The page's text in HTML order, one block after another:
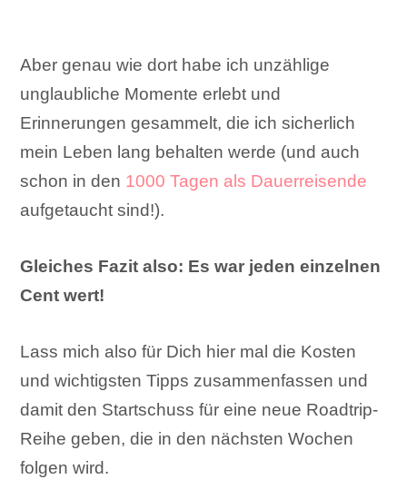
Aber genau wie dort habe ich unzählige
unglaubliche Momente erlebt und
Erinnerungen gesammelt, die ich sicherlich
mein Leben lang behalten werde (und auch
schon in den 1000 Tagen als Dauerreisende
aufgetaucht sind!).
Gleiches Fazit also: Es war jeden einzelnen
Cent wert!
Lass mich also für Dich hier mal die Kosten
und wichtigsten Tipps zusammenfassen und
damit den Startschuss für eine neue Roadtrip-
Reihe geben, die in den nächsten Wochen
folgen wird.